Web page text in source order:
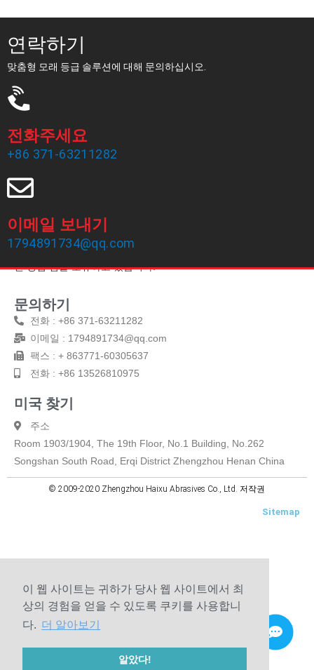
이 웹 사이트는 귀하가 당사 웹 사이트에서 최
상의 경험을 얻을 수 있도록 쿠키를 사용합니
다. 더 알아보기
알았다!
연락하기
맞춤형 모래 등급 솔루션에 대해 문의하십시오.
전화주세요
+86 371-63211282
이메일 보내기
1794891734@qq.com
Zhengzhou Haixu Abrasives Co., Ltd는 1999 년에 설립되어 남아
프리카 크로 마이트 모래 생산에 지정된 20 년의 생산 경험과 숙련
된 영업 팀을 소유하고 있습니다.
문의하기
전화 : +86 371-63211282
이메일 : 1794891734@qq.com
팩스 : + 863771-60305637
전화 : +86 13526810975
미국 찾기
주소
Room 1903/1904, The 19th Floor, No.1 Building, No.262
Songshan South Road, Erqi District Zhengzhou Henan China
© 2009-2020 Zhengzhou Haixu Abrasives Co., Ltd. 저작권
Sitemap